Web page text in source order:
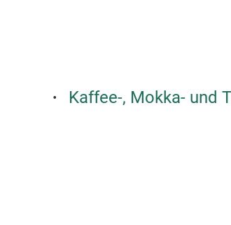
Kaffee-, Mokka- und